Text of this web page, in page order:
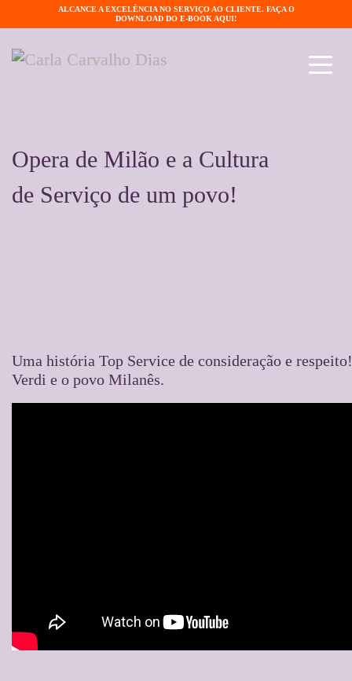
ALCANCE A EXCELÊNCIA NO SERVIÇO AO CLIENTE. FAÇA O
DOWNLOAD DO E-BOOK AQUI!
Opera de Milão e a Cultura
de Serviço de um povo!
Uma história Top Service de consideração e
Verdi e o povo Milanês.